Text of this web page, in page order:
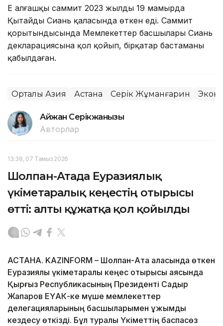
Ең алғашқы саммит 2023 жылдың 19 мамырда
Қытайдың Сиань қаласында өткен еді. Саммит
қорытындысында Мемлекеттер басшылары Сиань
декларациясына қол қойып, бірқатар бастаманы
қабылдаған.
Орталық Азия Астана Серік Жұманғарин
Айжан Серікжанқызы
Авторлар
13:38, 07 Тамыз 2026
Шолпан-Атада Еуразиялық
үкіметаралық кеңестің отырысы
өтті: алты құжатқа қол қойылды
АСТАНА. KAZINFORM – Шолпан-Ата қаласында өткен
Еуразиялық үкіметаралық кеңес отырысы аясында
Қырғыз Республикасының Президенті Садыр
Жапаров ЕҮАК-ке мүше мемлекеттер
делегацияларының басшыларымен ұжымдық
кездесу өткізді. Бұл туралы Үкіметтің баспасөз